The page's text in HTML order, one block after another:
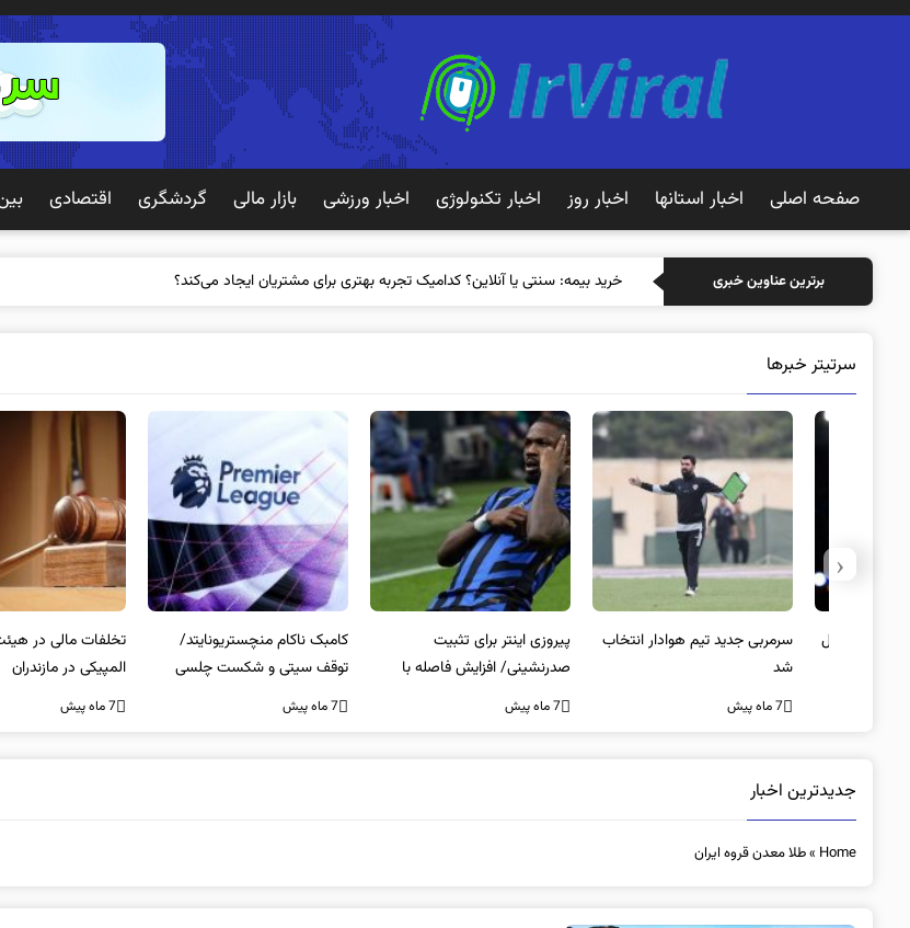
صفحه اصلی اخبار استانها اخبار روز اخبار تکنولوژی اخبار ورزشی بازار مالی گردشگری اقتصادی
برترین عناوین خبری
سرتیتر خبرها
سرمربی جدید تیم هوادار انتخاب
پیروزی اینتر برای تثبیت
صدرنشینی/ افزایش فاصله با
کامبک ناکام منچستریونایتد/
توقف سیتی و شکست چلسی
تخلفات مالی در هیئت
المپیکی در مازندران
‹
جدیدترین اخبار
Home
»طلا معدن قروه ایران